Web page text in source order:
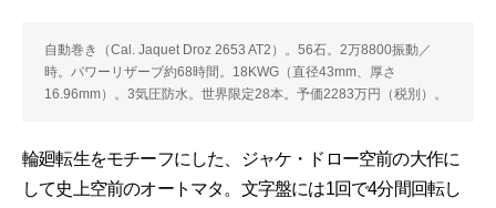
自動巻き（Cal. Jaquet Droz 2653 AT2）。56石。2万8800振動／
時。パワーリザーブ約68時間。18KWG（直径43mm、厚さ
16.96mm）。3気圧防水。世界限定28本。予価2283万円（税別）。
輪廻転生をモチーフにした、ジャケ・ドロー空前の大作に
して史上空前のオートマタ。文字盤には1回で4分間回転し